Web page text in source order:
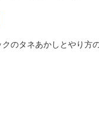
クのタネあかしとやり方